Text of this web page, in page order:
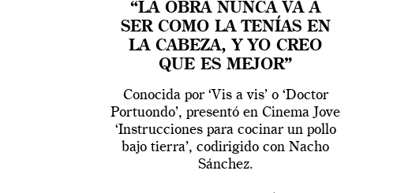
“LA OBRA NUNCA VA A
SER COMO LA TENÍAS EN
LA CABEZA, Y YO CREO
QUE ES MEJOR”
Conocida por ‘Vis a vis’ o ‘Doctor
Portuondo’, presentó en Cinema Jove
‘Instrucciones para cocinar un pollo
bajo tierra’, codirigido con Nacho
Sánchez.